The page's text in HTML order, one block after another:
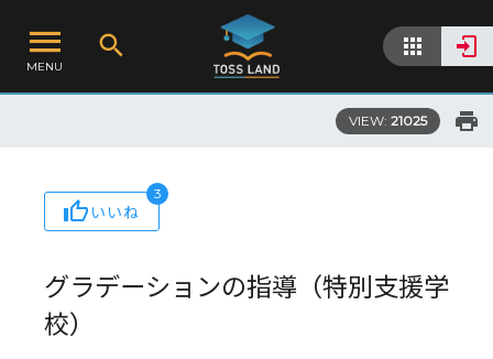
MENU
VIEW: 21025
いいね
3
グラデーションの指導（特別支援学
校）